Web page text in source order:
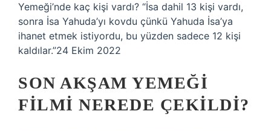
Yemeği’nde kaç kişi vardı? “İsa dahil 13 kişi vardı,
sonra İsa Yahuda’yı kovdu çünkü Yahuda İsa’ya
ihanet etmek istiyordu, bu yüzden sadece 12 kişi
kaldılar.”24 Ekim 2022
SON AKŞAM YEMEĞI
FILMI NEREDE ÇEKILDI?